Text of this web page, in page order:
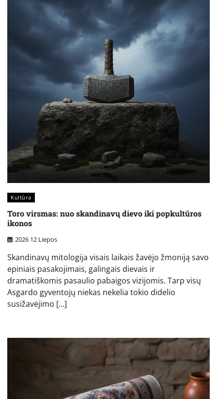
Kultūra
Toro virsmas: nuo skandinavų dievo iki popkultūros
ikonos
2026 12 Liepos
Skandinavų mitologija visais laikais žavėjo žmoniją savo
epiniais pasakojimais, galingais dievais ir
dramatiškomis pasaulio pabaigos vizijomis. Tarp visų
Asgardo gyventojų niekas nekelia tokio didelio
susižavėjimo […]